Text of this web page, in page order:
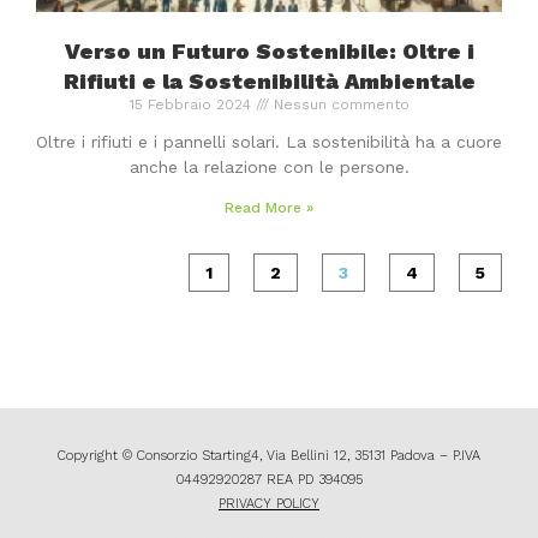
Verso un Futuro Sostenibile: Oltre i
Rifiuti e la Sostenibilità Ambientale
15 Febbraio 2024 Nessun commento
Oltre i rifiuti e i pannelli solari. La sostenibilità ha a cuore
anche la relazione con le persone.
Read More »
1 2 3 4 5
Copyright © Consorzio Starting4, Via Bellini 12, 35131 Padova – P.IVA
04492920287 REA PD 394095
PRIVACY POLICY